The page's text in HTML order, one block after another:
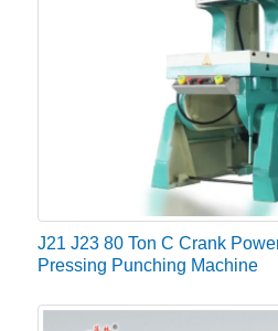
Sigurno i isplativo
Budući da je otpad sveden na
štedi novac jer se sirovine ne
da je cijeli proces
dok radi u okruženju bez rizika.
J21 J23 80 Ton C Crank
Pressing Punching Machine